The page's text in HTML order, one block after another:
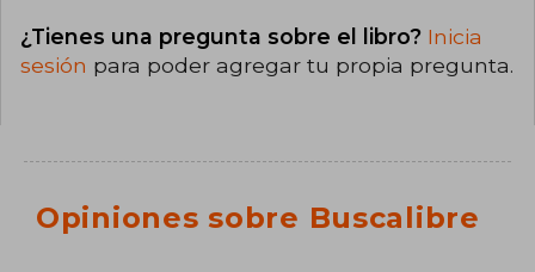
¿Tienes una pregunta sobre el libro? Inicia
sesión para poder agregar tu propia pregunta.
Opiniones sobre Buscalibre